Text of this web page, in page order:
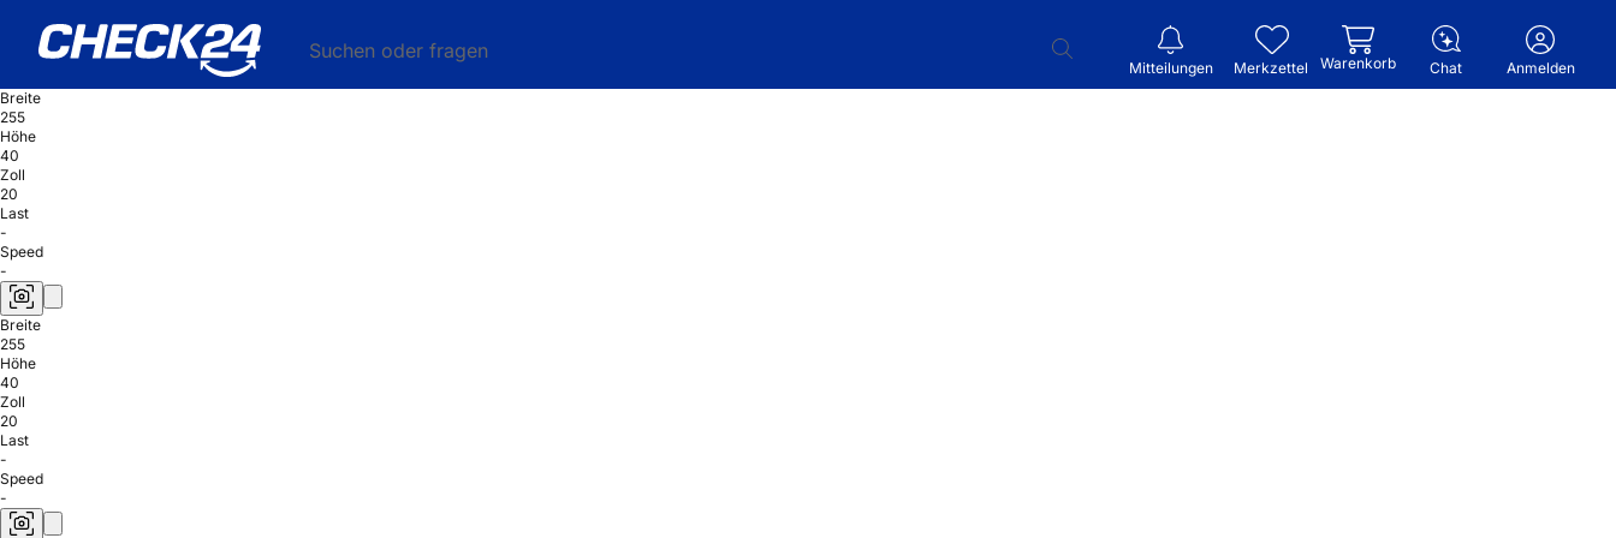
Suchen oder fragen
Mitteilungen Merkzettel Warenkorb Chat
Anmelden
Breite
255
Höhe
40
Zoll
20
Last
-
Speed
-
Breite
255
Höhe
40
Zoll
20
Last
-
Speed
-